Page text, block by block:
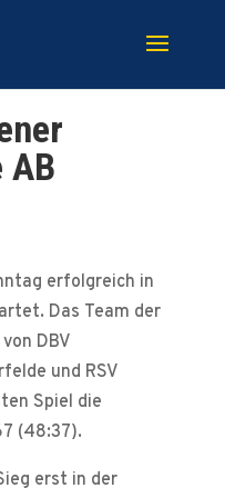
erfolgreich in
Das Team der
DBV
und RSV
Spiel die
(48:37).
erst in der